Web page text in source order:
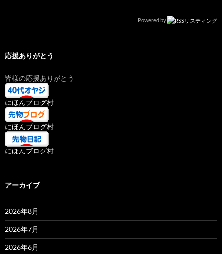
Powered by
応援ありがとう
皆様の応援ありがとう
にほんブログ村
にほんブログ村
にほんブログ村
アーカイブ
2026年8月
2026年7月
2026年6月